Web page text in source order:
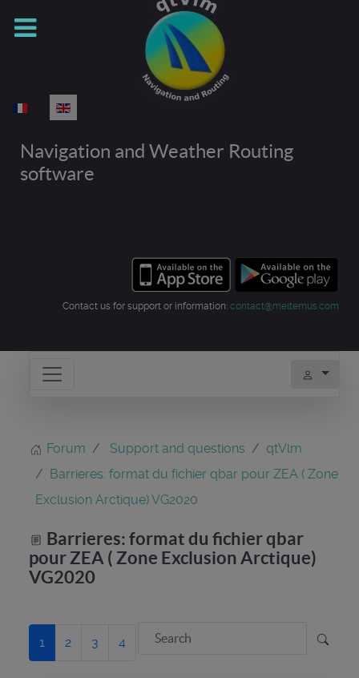
Select your language
Navigation and Weather Routing
software
Contact us for support or information: contact@meltemus.com
Forum Support and questions
qtVlm
Barrieres: format du fichier qbar pour ZEA ( Zone
Exclusion Arctique) VG2020
Barrieres: format du fichier qbar
pour ZEA ( Zone Exclusion Arctique)
VG2020
1 2 3 4